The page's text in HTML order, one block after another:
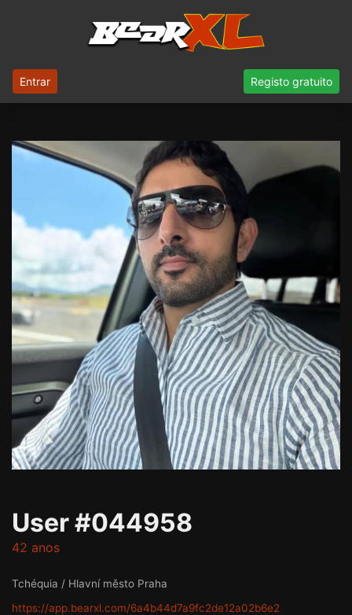
Entrar Registo gratuito
User #044958
42 anos
Tchéquia / Hlavní město Praha
https://app.bearxl.com/6a4b44d7a9fc2de12a02b6e2